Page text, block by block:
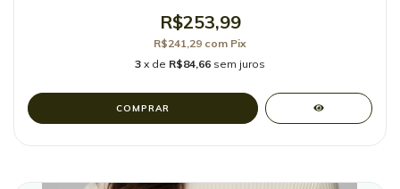
R$253,99
R$241,29 com Pix
3 x de R$84,66 sem juros
COMPRAR